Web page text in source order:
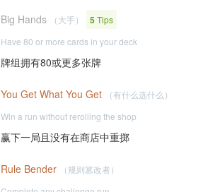
Big Hands （大手） 5Tips
Have 80 or more cards in your deck
牌组拥有80或更多张牌
You Get What You Get
（有什么选什么）
Win a run without rerolling the shop
赢下一局且没有在商店中重掷
Rule Bender
（规则篡改者）